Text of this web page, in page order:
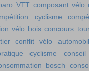
VTT composant vélo
cyclisme
vélo bois concours
conflit vélo
cyclisme
bosch